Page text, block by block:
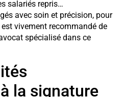
salariés repris…
avec soin et précision, pour
vivement recommandé de
spécialisé dans ce
la signature